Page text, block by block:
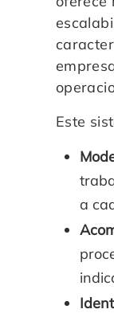
Este
a